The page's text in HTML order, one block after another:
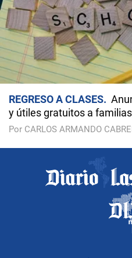
REGRESO A CLASES
y útiles gratuitos a
Por CARLOS ARMANDO